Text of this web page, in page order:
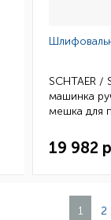
SCHTAER
машинка
мешка для
19 982
1 2